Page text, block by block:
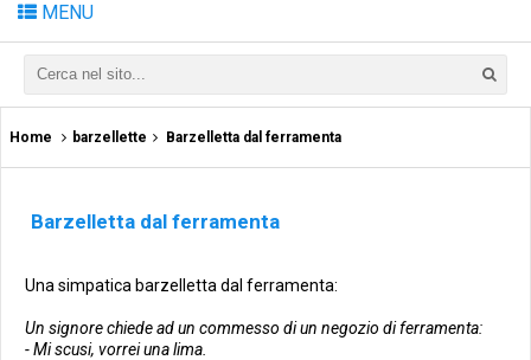
MENU
Home barzellette Barzelletta dal ferramenta
Barzelletta dal ferramenta
Una simpatica barzelletta dal ferramenta:
Un signore chiede ad un commesso di un negozio di ferramenta:
- Mi scusi, vorrei una lima.